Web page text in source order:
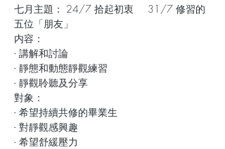
七月主題： 24/7 拾起初衷     31/7 修習的
五位「朋友」
内容：
- 講解和討論
- 靜態和動態靜觀練習
- 靜觀聆聽及分享
對象：
- 希望持續共修的畢業生
- 對靜觀感興趣
- 希望舒緩壓力